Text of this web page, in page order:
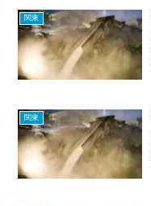
関東
関東